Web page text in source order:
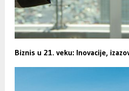
Biznis u 21. veku: Inovacije,